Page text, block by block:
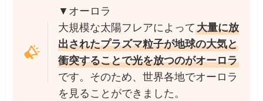
▼オーロラ
大規模な太陽フレアによって大量に放
出されたプラズマ粒子が地球の大気と
衝突することで光を放つのがオーロラ
です。そのため、世界各地でオーロラ
を見ることができました。